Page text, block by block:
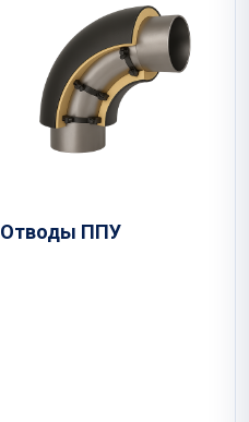
Отводы ППУ